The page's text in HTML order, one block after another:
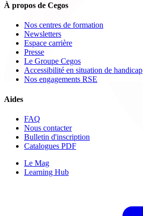
À propos de Cegos
Nos centres de formation
Newsletters
Espace carrière
Presse
Le Groupe Cegos
Accessibilité en situation de handicap
Nos engagements RSE
Aides
FAQ
Nous contacter
Bulletin d'inscription
Catalogues PDF
Le Mag
Learning Hub